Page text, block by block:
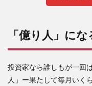
「億り人」に
投資家なら誰しもが一回
人」ー果たして毎月いく